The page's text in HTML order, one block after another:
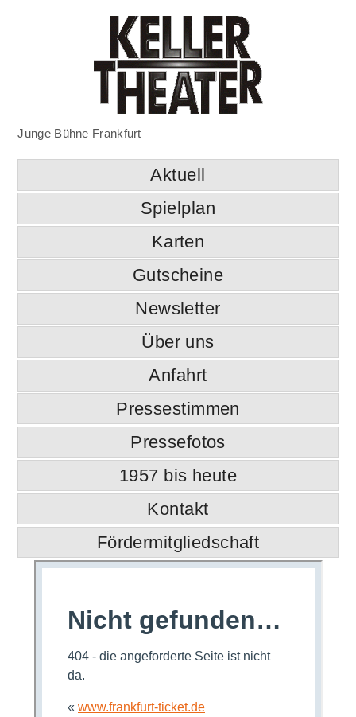
Junge Bühne Frankfurt
Aktuell
Spielplan
Karten
Gutscheine
Newsletter
Über uns
Anfahrt
Pressestimmen
Pressefotos
1957 bis heute
Kontakt
Fördermitgliedschaft